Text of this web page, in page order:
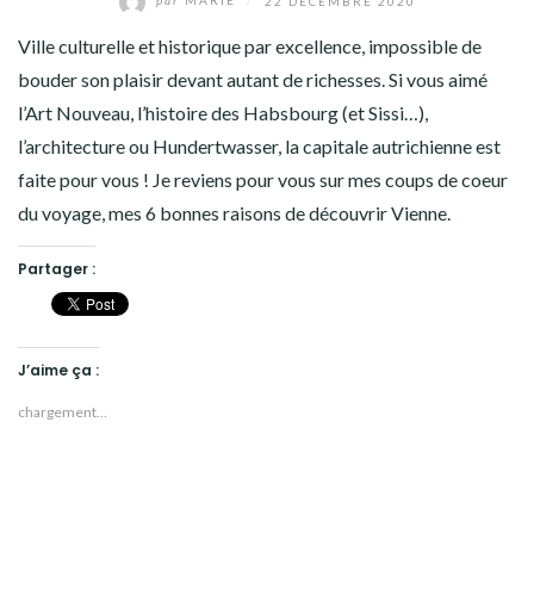
Ville culturelle et historique par excellence, impossible de
bouder son plaisir devant autant de richesses. Si vous aimé
l’Art Nouveau, l’histoire des Habsbourg (et Sissi…),
l’architecture ou Hundertwasser, la capitale autrichienne est
faite pour vous ! Je reviens pour vous sur mes coups de coeur
du voyage, mes 6 bonnes raisons de découvrir Vienne.
Partager :
J’aime ça :
chargement…